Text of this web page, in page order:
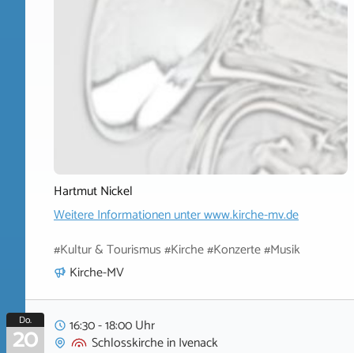
Hartmut Nickel
Weitere Informationen unterwww.kirche-mv.de
#Kultur & Tourismus #Kirche #Konzerte #Musik
Kirche-MV
Do.
20
16:30 - 18:00 Uhr
SchlosskircheinIvenack